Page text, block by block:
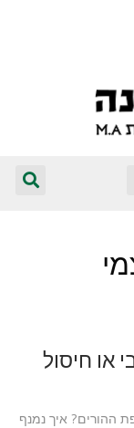
או חיסול
ההורים? איך נמנף